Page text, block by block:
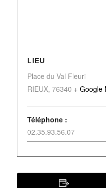
LIEU
Place du Val Fleuri
RIEUX, 76340 + Google
Téléphone :
02.35.93.56.07